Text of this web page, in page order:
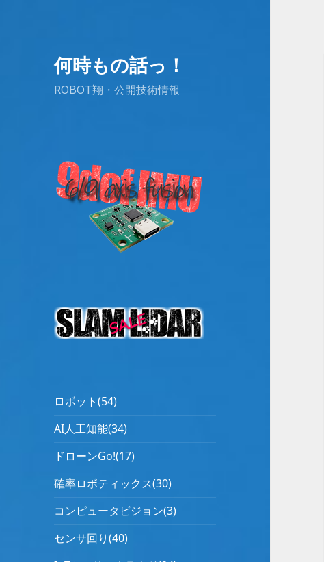
何時もの話っ！
ROBOT翔・公開技術情報
ロボット(54)
AI人工知能(34)
ドローンGo!(17)
確率ロボティックス(30)
コンピュータビジョン(3)
センサ回り(40)